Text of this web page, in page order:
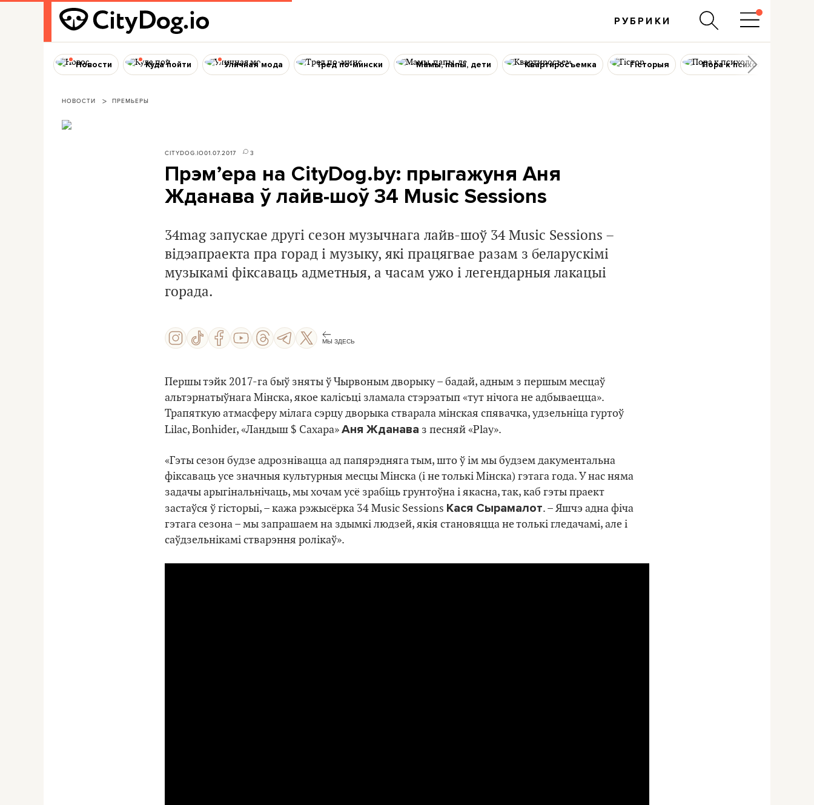
РУБРИКИ
Новости Куда пойти Уличная мода Тред по-мински Мамы, папы, дети Квартиросъемка Гісторыя Пора к психологу
НОВОСТИ ПРЕМЬЕРЫ
CITYDOG.IO01.07.2017 3
Прэм’ера на CityDog.by: прыгажуня Аня
Жданава ў лайв-шоў 34 Music Sessions
34mag запускае другі сезон музычнага лайв-шоў 34 Music Sessions –
відэапраекта пра горад і музыку, які працягвае разам з беларускімі
музыкамі фіксаваць адметныя, а часам ужо і легендарныя лакацыі
горада.
МЫ ЗДЕСЬ
Першы тэйк 2017-га быў зняты ў Чырвоным дворыку – бадай, адным з першым месцаў
альтэрнатыўнага Мінска, якое калісьці зламала стэрэатып «тут нічога не адбываецца».
Трапяткую атмасферу мілага сэрцу дворыка стварала мінская спявачка, удзельніца гуртоў
Lilac, Bonhider, «Ландыш $ Сахара»Аня Жданава з песняй «Play».
«Гэты сезон будзе адрознівацца ад папярэдняга тым, што ў ім мы будзем дакументальна
фіксаваць усе значныя культурныя месцы Мінска (і не толькі Мінска) гэтага года. У нас няма
задачы арыгінальнічаць, мы хочам усё зрабіць грунтоўна і якасна, так, каб гэты праект
застаўся ў гісторыі, – кажа рэжысёрка 34 Music Sessions Кася Сырамалот. – Яшчэ адна фіча
гэтага сезона – мы запрашаем на здымкі людзей, якія становяцца не толькі гледачамі, але і
саўдзельнікамі стварэння ролікаў».